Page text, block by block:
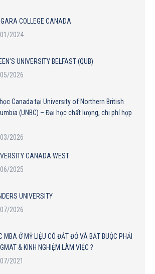
COLLEGE CANADA
2024
UNIVERSITY BELFAST (QUB)
2026
Canada tại University of Northern British
(UNBC) – Đại học chất lượng, chi phí hợp
2026
CANADA WEST
2025
UNIVERSITY
2026
MBA Ở MỸ LIỆU CÓ ĐẮT ĐỎ VÀ BẮT BUỘC PHẢI
& KINH NGHIỆM LÀM VIỆC ?
2021